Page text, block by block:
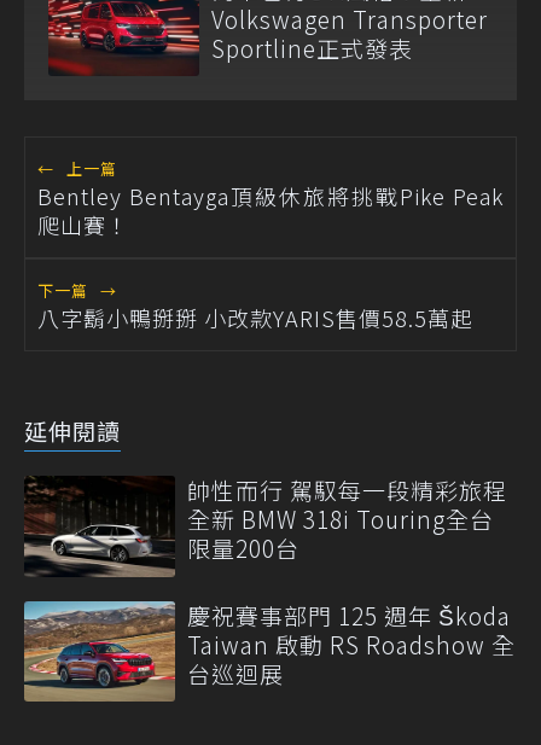
Volkswagen Transporter
Sportline正式發表
← 上一篇
Bentley Bentayga頂級休旅將挑戰Pike Peak
爬山賽！
下一篇 →
八字鬍小鴨掰掰 小改款YARIS售價58.5萬起
延伸閱讀
帥性而行 駕馭每一段精彩旅程
全新 BMW 318i Touring全台
限量200台
慶祝賽事部門 125 週年 Škoda
Taiwan 啟動 RS Roadshow 全
台巡迴展